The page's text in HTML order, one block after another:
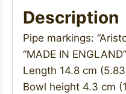
Description
Pipe markings:
“MADE IN ENGLAND”
Length 14.8 cm
Bowl height 4.3 cm